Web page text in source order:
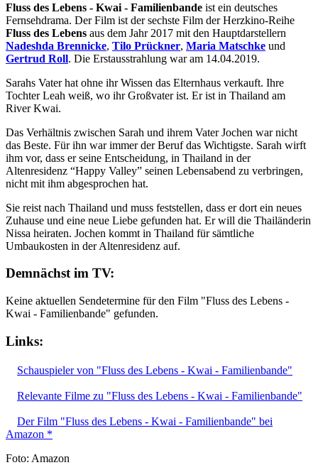
Fluss des Lebens - Kwai - Familienbande ist ein deutsches
Fernsehdrama. Der Film ist der sechste Film der Herzkino-Reihe
Fluss des Lebens aus dem Jahr 2017 mit den Hauptdarstellern
Nadeshda Brennicke, Tilo Prückner, Maria Matschke und
Gertrud Roll. Die Erstausstrahlung war am 14.04.2019.
Sarahs Vater hat ohne ihr Wissen das Elternhaus verkauft. Ihre
Tochter Leah weiß, wo ihr Großvater ist. Er ist in Thailand am
River Kwai.
Das Verhältnis zwischen Sarah und ihrem Vater Jochen war nicht
das Beste. Für ihn war immer der Beruf das Wichtigste. Sarah wirft
ihm vor, dass er seine Entscheidung, in Thailand in der
Altenresidenz “Happy Valley” seinen Lebensabend zu verbringen,
nicht mit ihm abgesprochen hat.
Sie reist nach Thailand und muss feststellen, dass er dort ein neues
Zuhause und eine neue Liebe gefunden hat. Er will die Thailänderin
Nissa heiraten. Jochen kommt in Thailand für sämtliche
Umbaukosten in der Altenresidenz auf.
Demnächst im TV:
Keine aktuellen Sendetermine für den Film "Fluss des Lebens -
Kwai - Familienbande" gefunden.
Links:
Schauspieler von "Fluss des Lebens - Kwai - Familienbande"
Relevante Filme zu "Fluss des Lebens - Kwai - Familienbande"
Der Film "Fluss des Lebens - Kwai - Familienbande" bei
Amazon *
Foto: Amazon